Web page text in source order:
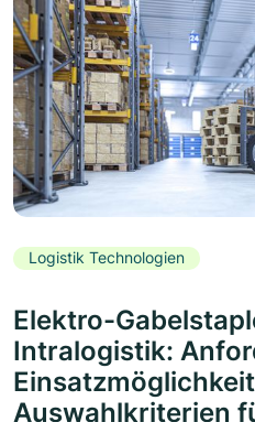
Logistik Technologien
Elektro-
Intralogistik:
Auswahlkriterien